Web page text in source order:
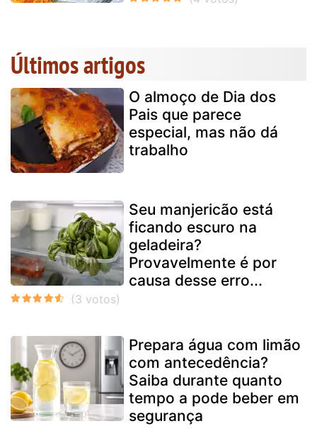
Últimos artigos
O almoço de Dia dos
Pais que parece
especial, mas não dá
trabalho
Seu manjericão está
ficando escuro na
geladeira?
Provavelmente é por
causa desse erro...
Prepara água com limão
com antecedência?
Saiba durante quanto
tempo a pode beber em
segurança